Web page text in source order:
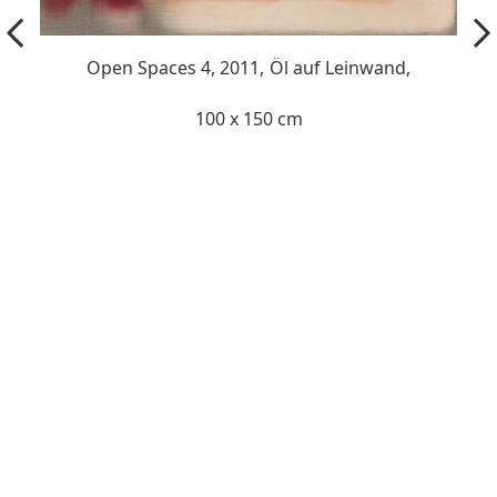
Open Spaces 4, 2011, Öl auf Leinwand,
100 x 150 cm